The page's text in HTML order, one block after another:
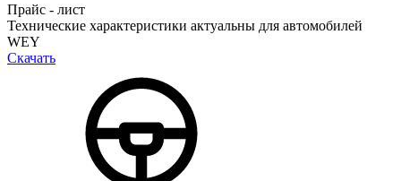
Прайс - лист
Технические характеристики актуальны для автомобилей
WEY
Скачать